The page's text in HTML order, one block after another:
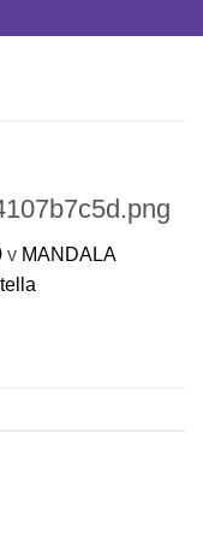
v MANDALA